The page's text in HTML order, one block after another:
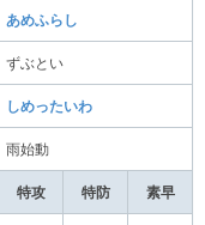
あめふらし
ずぶとい
しめったいわ
雨始動
特攻 特防 素早